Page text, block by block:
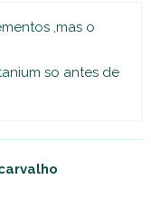
,mas o
so antes de